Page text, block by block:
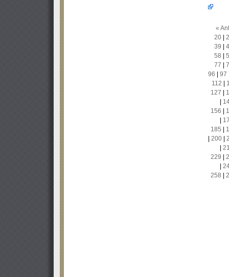
«
20|
39
58
77
96
97
112
127
156
185
200|
229
258